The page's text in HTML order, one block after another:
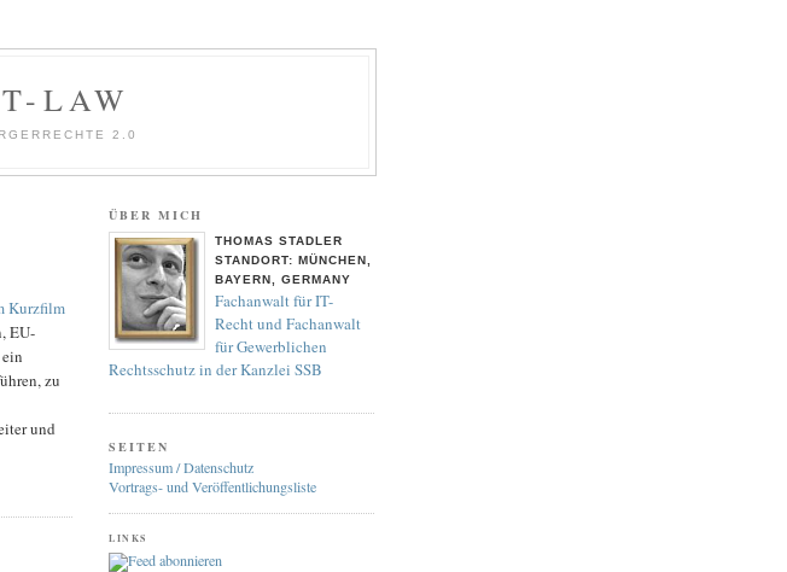
LAW
2.0
Kurzfilm
EU-
zu
und
ÜBER MICH
THOMAS STADLER
STANDORT: MÜNCHEN,
BAYERN, GERMANY
Fachanwalt für IT-
Recht und Fachanwalt
für Gewerblichen
Rechtsschutz in der Kanzlei SSB
SEITEN
Impressum / Datenschutz
Vortrags- und Veröffentlichungsliste
LINKS